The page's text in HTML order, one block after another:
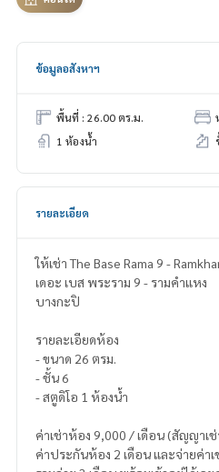
ข้อมูลอสังหาฯ
พื้นที่ : 26.00 ตร.ม.
1 ห้องน้ำ
รายละเอียด
ให้เช่า The Base Rama 9 -
เดอะ เบส พระราม 9 - รามคำแหง
บางกะปิ
รายละเอียดห้อง
- ขนาด 26 ตรม.
- ชั้น 6
- สตูดิโอ 1 ห้องน้ำ
ค่าเช่าห้อง 9,000 / เดือน (สัญ
ค่าประกันห้อง 2 เดือน และจ่ายค่าเ